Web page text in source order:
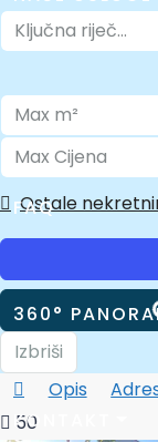
O NAMA
FAQ
360°
KONTAKT
Ostale
Izbriši
Opis
50